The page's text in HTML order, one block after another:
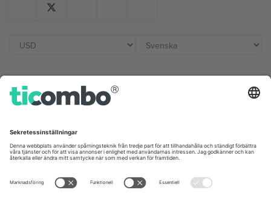
Kontor och support
Unter den Linden 24, 10117
Berlin, Germany
London, EC1V 1AW, United
Kingdom
United States
Switzerland